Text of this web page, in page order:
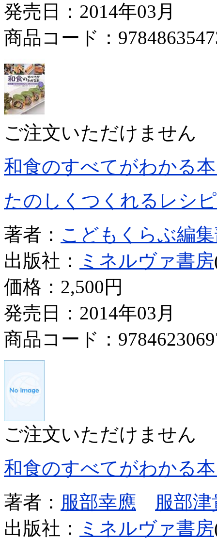
発売日：2014年03月
商品コード：
ご注文いただけません
和食のすべてがわかる
たのしくつくれるレシ
著者： こどもくらぶ編
出版社：
ミネルヴァ書房
価格： 2,500円
発売日：2014年03月
商品コード：
ご注文いただけません
和食のすべてがわかる
著者： 服部幸應
服部
出版社：
ミネルヴァ書房